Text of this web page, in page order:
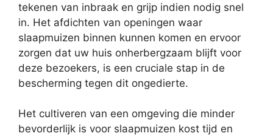
tekenen van inbraak en grijp indien nodig snel
in. Het afdichten van openingen waar
slaapmuizen binnen kunnen komen en ervoor
zorgen dat uw huis onherbergzaam blijft voor
deze bezoekers, is een cruciale stap in de
bescherming tegen dit ongedierte.
Het cultiveren van een omgeving die minder
bevorderlijk is voor slaapmuizen kost tijd en